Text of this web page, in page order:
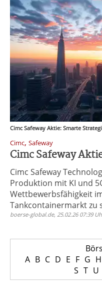
Cimc Safeway Aktie: Smarte
Cimc, Safeway
Cimc Safeway
Cimc Safeway
Produktion mit KI und
Wettbewerbsfähigkeit
Tankcontainermarkt zu
boerse-global.de, 25.02.26 07:39
A B C D E F G H
S T U